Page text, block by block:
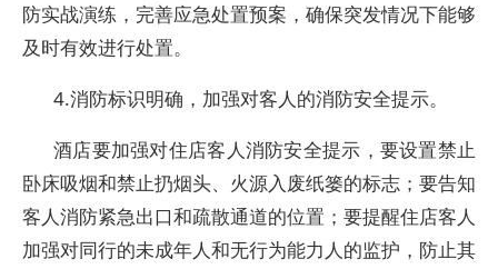
防实战演练，完善应急处置预案，确保突发情况下能够
及时有效进行处置。
4.消防标识明确，加强对客人的消防安全提示。
酒店要加强对住店客人消防安全提示，要设置禁止
卧床吸烟和禁止扔烟头、火源入废纸篓的标志；要告知
客人消防紧急出口和疏散通道的位置；要提醒住店客人
加强对同行的未成年人和无行为能力人的监护，防止其